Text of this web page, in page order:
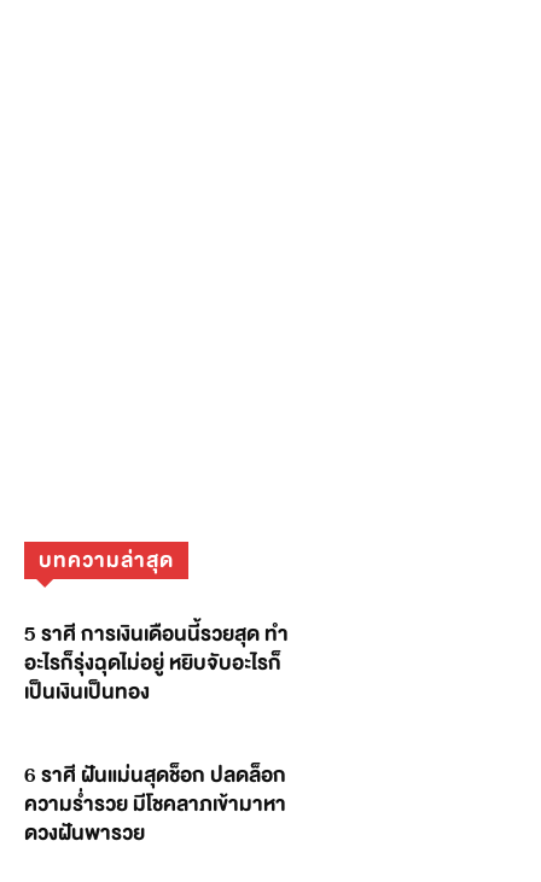
บทความล่าสุด
5 ราศี การเงินเดือนนี้รวยสุด ทำ
อะไรก็รุ่งฉุดไม่อยู่ หยิบจับอะไรก็
เป็นเงินเป็นทอง
6 ราศี ฝันแม่นสุดช็อก ปลดล็อก
ความร่ำรวย มีโชคลาภเข้ามาหา
ดวงฝันพารวย